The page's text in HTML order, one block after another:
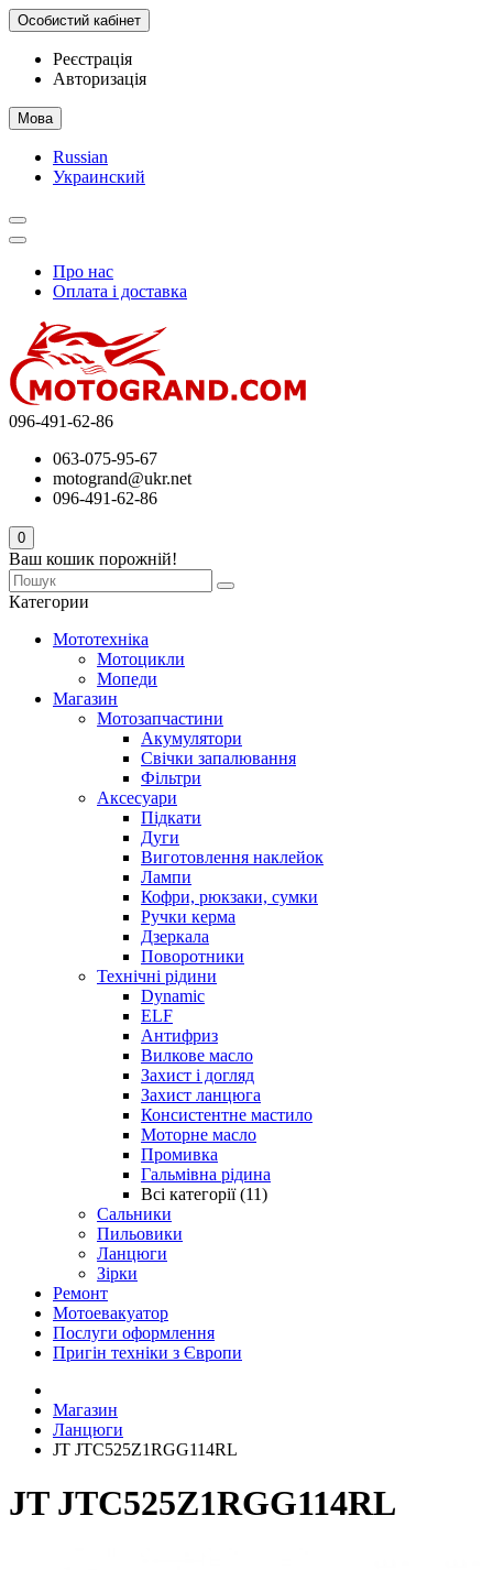
Особистий кабінет
Реєстрація
Авторизація
Мова
Russian
Украинский
Про нас
Оплата і доставка
096-491-62-86
063-075-95-67
motogrand@ukr.net
096-491-62-86
0
Ваш кошик порожній!
Категории
Мототехніка
Мотоцикли
Мопеди
Магазин
Мотозапчастини
Акумулятори
Свічки запалювання
Фільтри
Аксесуари
Підкати
Дуги
Виготовлення наклейок
Лампи
Кофри, рюкзаки, сумки
Ручки керма
Дзеркала
Поворотники
Технічні рідини
Dynamic
ELF
Антифриз
Вилкове масло
Захист і догляд
Захист ланцюга
Консистентне мастило
Моторне масло
Промивка
Гальмівна рідина
Всі категорії (11)
Сальники
Пильовики
Ланцюги
Зірки
Ремонт
Мотоевакуатор
Послуги оформлення
Пригін техніки з Європи
Магазин
Ланцюги
JT JTC525Z1RGG114RL
JT JTC525Z1RGG114RL